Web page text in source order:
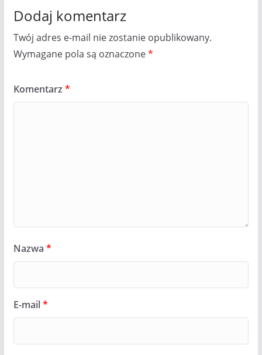
Dodaj komentarz
Twój adres e-mail nie zostanie opublikowany.
Wymagane pola są oznaczone*
Komentarz *
Nazwa *
E-mail*